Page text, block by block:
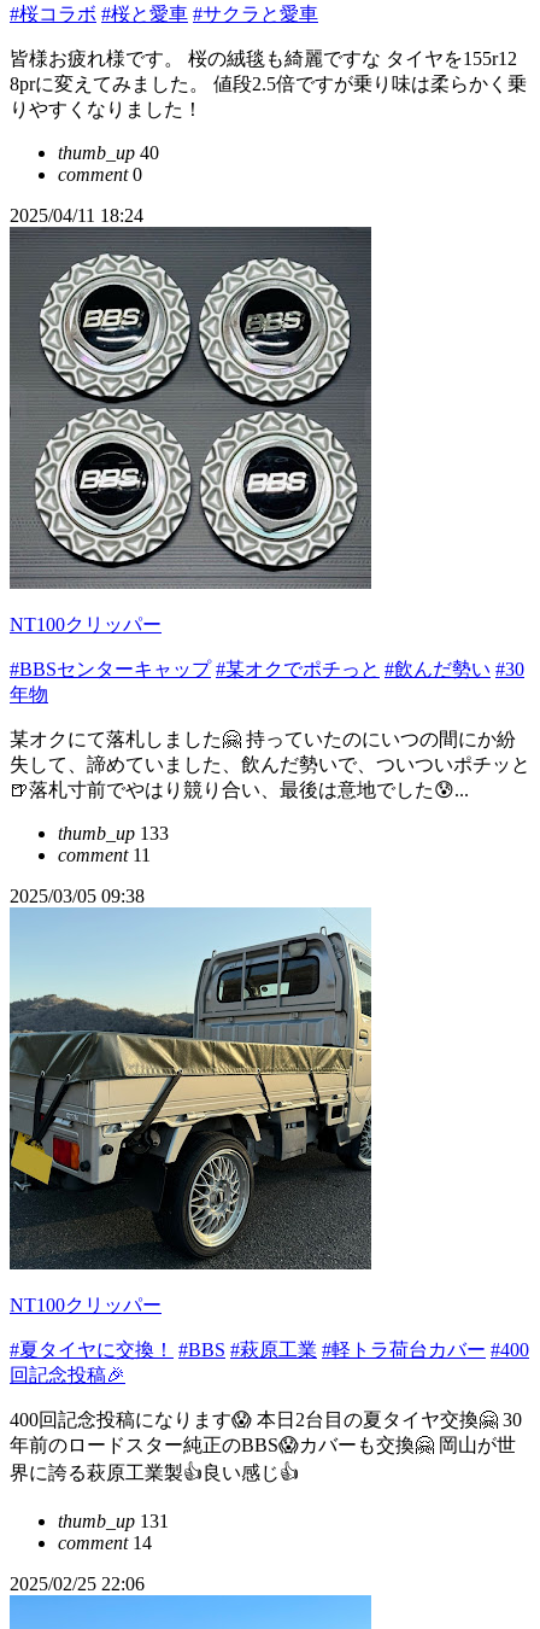
#桜コラボ #桜と愛車 #サクラと愛車
皆様お疲れ様です。 桜の絨毯も綺麗ですな タイヤを155r12
8prに変えてみました。 値段2.5倍ですが乗り味は柔らかく乗
りやすくなりました！
thumb_up 40
comment0
2025/04/11 18:24
NT100クリッパー
#BBSセンターキャップ #某オクでポチっと #飲んだ勢い #30
年物
某オクにて落札しました🤗 持っていたのにいつの間にか紛
失して、諦めていました、飲んだ勢いで、ついついポチッと
🍺落札寸前でやはり競り合い、最後は意地でした😰...
thumb_up 133
comment11
2025/03/05 09:38
NT100クリッパー
#夏タイヤに交換！ #BBS #萩原工業 #軽トラ荷台カバー #400
回記念投稿🎉
400回記念投稿になります😱 本日2台目の夏タイヤ交換🤗 30
年前のロードスター純正のBBS😱カバーも交換🤗 岡山が世
界に誇る萩原工業製👍良い感じ👍
thumb_up 131
comment14
2025/02/25 22:06